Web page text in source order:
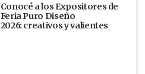
Conocé a los Expositores de
Feria Puro Diseño
2026: creativos y valientes